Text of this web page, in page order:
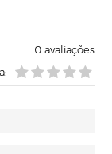
0avaliações